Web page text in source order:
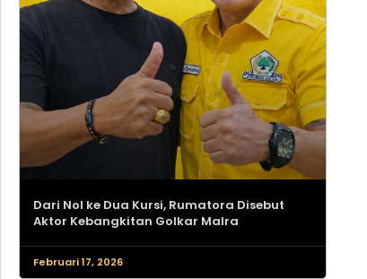
Dari Nol ke Dua Kursi, Rumatora Disebut
Aktor Kebangkitan Golkar Malra
Februari 17, 2026